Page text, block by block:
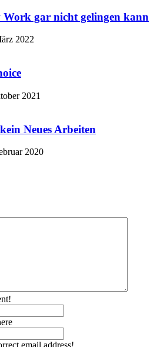
Work gar nicht gelingen kann
2022
2021
Neues Arbeiten
2020
email address!